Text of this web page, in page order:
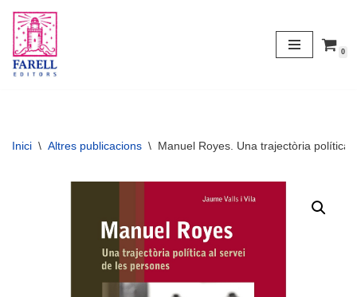
Vés
al
contingut
0
Inici \ Altres publicacions \ Manuel Royes. Una trajectòria política